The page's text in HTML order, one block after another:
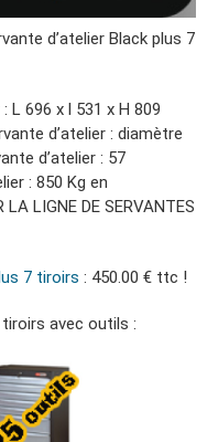
d’atelier Black plus 7
L 696 x l 531 x H 809
d’atelier : diamètre
d’atelier : 57
: 850 Kg en
LIGNE DE SERVANTES
7 tiroirs : 450.00 € ttc !
tiroirs avec outils :